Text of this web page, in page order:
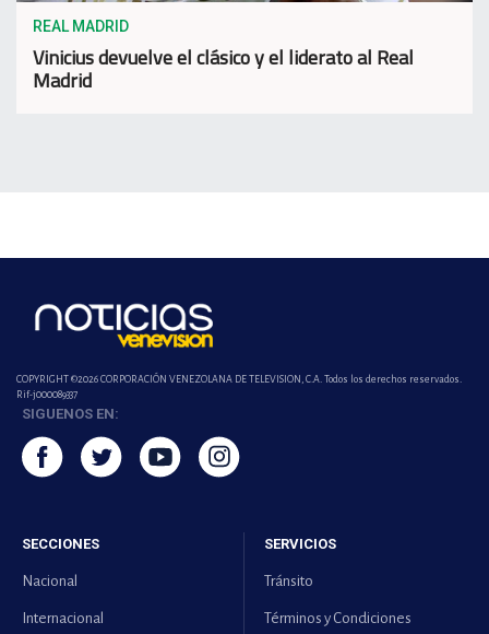
REAL MADRID
Vinicius devuelve el clásico y el liderato al Real
Madrid
COPYRIGHT ©2026 CORPORACIÓN VENEZOLANA DE TELEVISION, C.A. Todos los derechos reservados.
Rif-j000089337
SIGUENOS EN:
SECCIONES
Nacional
Internacional
SERVICIOS
Tránsito
Términos y Condiciones